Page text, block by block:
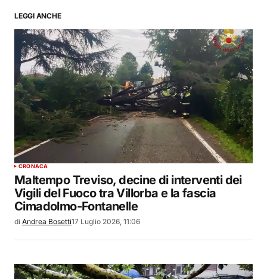
LEGGI ANCHE
CRONACA
Maltempo Treviso, decine di interventi dei
Vigili del Fuoco tra Villorba e la fascia
Cimadolmo-Fontanelle
di Andrea Bosetti17 Luglio 2026, 11:06